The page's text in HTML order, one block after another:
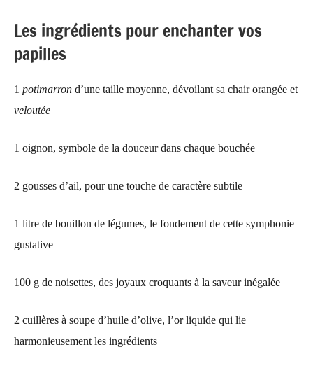
Les ingrédients pour enchanter vos
papilles
1 potimarron d’une taille moyenne, dévoilant sa chair orangée et
veloutée
1 oignon, symbole de la douceur dans chaque bouchée
2 gousses d’ail, pour une touche de caractère subtile
1 litre de bouillon de légumes, le fondement de cette symphonie
gustative
100 g de noisettes, des joyaux croquants à la saveur inégalée
2 cuillères à soupe d’huile d’olive, l’or liquide qui lie
harmonieusement les ingrédients